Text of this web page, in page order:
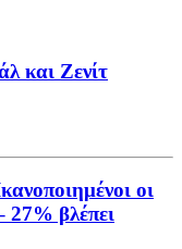
και Ζενίτ
οι
27% βλέπει